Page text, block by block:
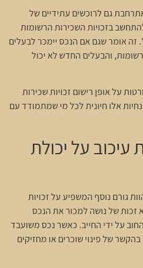
גם לרוכשים עתידיים של
בזכויות השכירות הרשומות
אומר שגם אם הנכס יימכר לבעלים
והבעלים החדש לא יכול
על אופן רישום זכויות שכירות
אלו חיונית לכל מי שמתמודד עם
עיכוב על יכולת
גורם נוסף המשפיע על זכויות
זכות של נושה למכור את הנכס
על ידי החייב. כאשר נכס משועבד
של פינוי שוכרים או מחזיקים